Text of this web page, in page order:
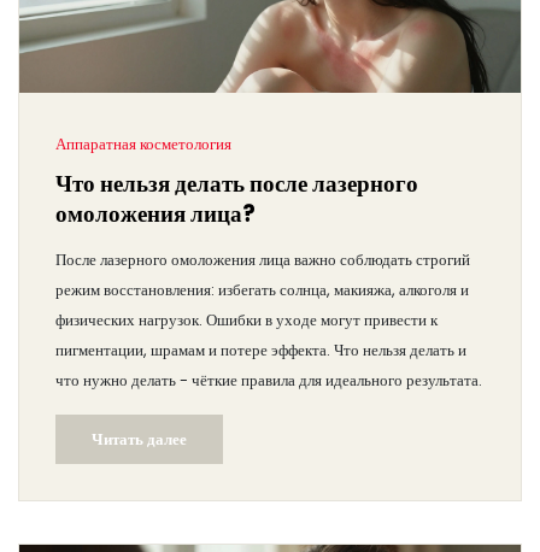
Аппаратная косметология
Что нельзя делать после лазерного
омоложения лица?
После лазерного омоложения лица важно соблюдать строгий
режим восстановления: избегать солнца, макияжа, алкоголя и
физических нагрузок. Ошибки в уходе могут привести к
пигментации, шрамам и потере эффекта. Что нельзя делать и
что нужно делать - чёткие правила для идеального результата.
Читать далее